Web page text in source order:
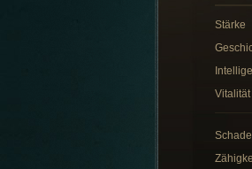
Stärke
Vitalität